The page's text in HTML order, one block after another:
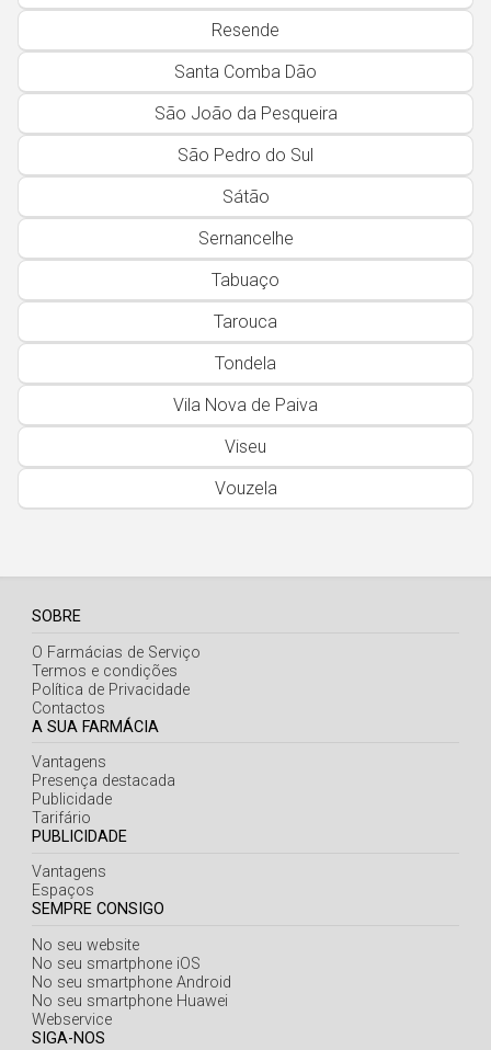
Resende
Santa Comba Dão
São João da Pesqueira
São Pedro do Sul
Sátão
Sernancelhe
Tabuaço
Tarouca
Tondela
Vila Nova de Paiva
Viseu
Vouzela
SOBRE
O Farmácias de Serviço
Termos e condições
Política de Privacidade
Contactos
A SUA FARMÁCIA
Vantagens
Presença destacada
Publicidade
Tarifário
PUBLICIDADE
Vantagens
Espaços
SEMPRE CONSIGO
No seu website
No seu smartphone iOS
No seu smartphone Android
No seu smartphone Huawei
Webservice
SIGA-NOS